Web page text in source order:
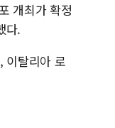
개최가 확정
다.
이탈리아 로